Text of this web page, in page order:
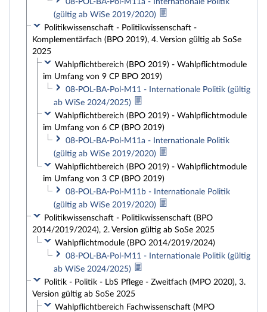
08-POL-BA-Pol-M11a - Internationale Politik
(gültig ab WiSe 2019/2020)
Politikwissenschaft - Politikwissenschaft -
Komplementärfach (BPO 2019), 4. Version gültig ab SoSe
2025
Wahlpflichtbereich (BPO 2019) - Wahlpflichtmodule
im Umfang von 9 CP BPO 2019)
08-POL-BA-Pol-M11 - Internationale Politik (gültig
ab WiSe 2024/2025)
Wahlpflichtbereich (BPO 2019) - Wahlpflichtmodule
im Umfang von 6 CP (BPO 2019)
08-POL-BA-Pol-M11a - Internationale Politik
(gültig ab WiSe 2019/2020)
Wahlpflichtbereich (BPO 2019) - Wahlpflichtmodule
im Umfang von 3 CP (BPO 2019)
08-POL-BA-Pol-M11b - Internationale Politik
(gültig ab WiSe 2019/2020)
Politikwissenschaft - Politikwissenschaft (BPO
2014/2019/2024), 2. Version gültig ab SoSe 2025
Wahlpflichtmodule (BPO 2014/2019/2024)
08-POL-BA-Pol-M11 - Internationale Politik (gültig
ab WiSe 2024/2025)
Politik - Politik - LbS Pflege - Zweitfach (MPO 2020), 3.
Version gültig ab SoSe 2025
Wahlpflichtbereich Fachwissenschaft (MPO